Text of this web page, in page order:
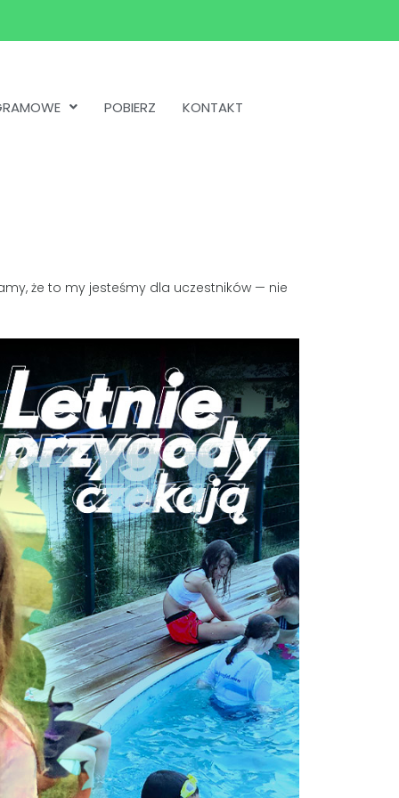
POBIERZ KONTAKT
że to my jesteśmy dla uczestników — nie